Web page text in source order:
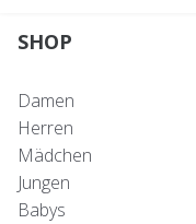
SHOP
Damen
Herren
Mädchen
Jungen
Babys